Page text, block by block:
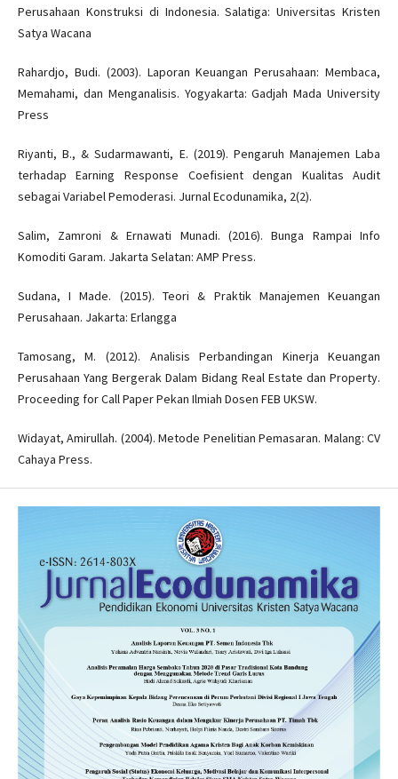
Perusahaan Konstruksi di Indonesia. Salatiga: Universitas Kristen
Satya Wacana
Rahardjo, Budi. (2003). Laporan Keuangan Perusahaan: Membaca,
Memahami, dan Menganalisis. Yogyakarta: Gadjah Mada University
Press
Riyanti, B., & Sudarmawanti, E. (2019). Pengaruh Manajemen Laba
terhadap Earning Response Coefisient dengan Kualitas Audit
sebagai Variabel Pemoderasi. Jurnal Ecodunamika, 2(2).
Salim, Zamroni & Ernawati Munadi. (2016). Bunga Rampai Info
Komoditi Garam. Jakarta Selatan: AMP Press.
Sudana, I Made. (2015). Teori & Praktik Manajemen Keuangan
Perusahaan. Jakarta: Erlangga
Tamosang, M. (2012). Analisis Perbandingan Kinerja Keuangan
Perusahaan Yang Bergerak Dalam Bidang Real Estate dan Property.
Proceeding for Call Paper Pekan Ilmiah Dosen FEB UKSW.
Widayat, Amirullah. (2004). Metode Penelitian Pemasaran. Malang: CV
Cahaya Press.